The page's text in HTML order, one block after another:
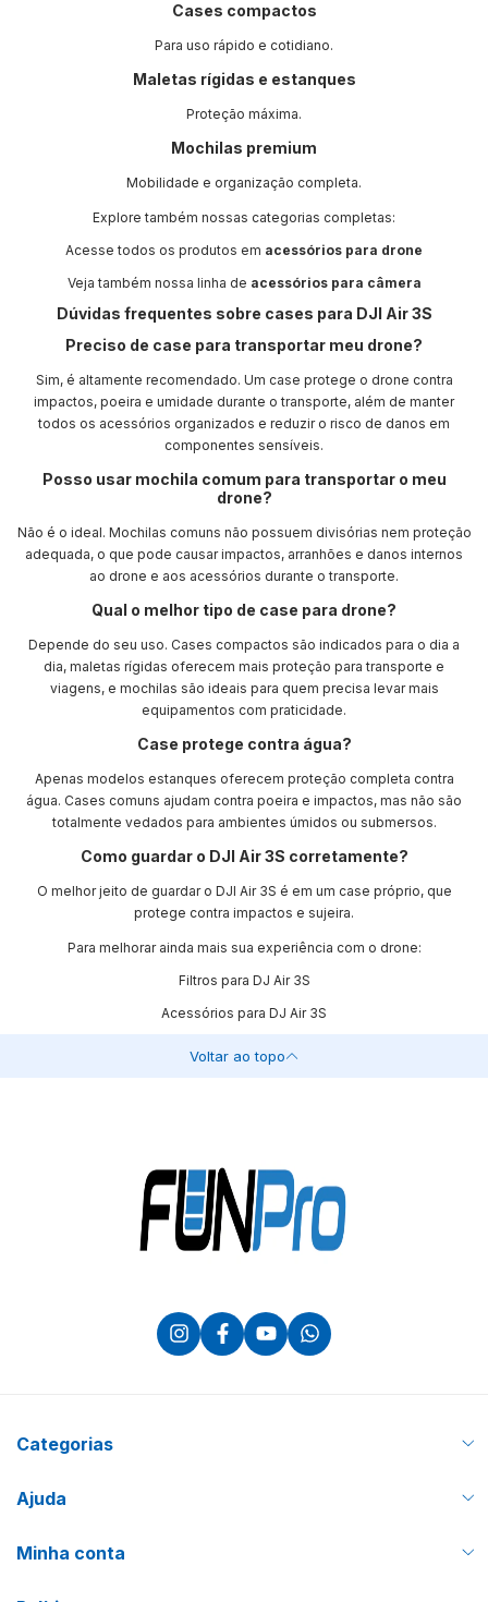
Cases compactos
Para uso rápido e cotidiano.
Maletas rígidas e estanques
Proteção máxima.
Mochilas premium
Mobilidade e organização completa.
Explore também nossas categorias completas:
Acesse todos os produtos em acessórios para drone
Veja também nossa linha de acessórios para câmera
Dúvidas frequentes sobre cases para DJI Air 3S
Preciso de case para transportar meu drone?
Sim, é altamente recomendado. Um case protege o drone contra
impactos, poeira e umidade durante o transporte, além de manter
todos os acessórios organizados e reduzir o risco de danos em
componentes sensíveis.
Posso usar mochila comum para transportar o meu
drone?
Não é o ideal. Mochilas comuns não possuem divisórias nem proteção
adequada, o que pode causar impactos, arranhões e danos internos
ao drone e aos acessórios durante o transporte.
Qual o melhor tipo de case para drone?
Depende do seu uso. Cases compactos são indicados para o dia a
dia, maletas rígidas oferecem mais proteção para transporte e
viagens, e mochilas são ideais para quem precisa levar mais
equipamentos com praticidade.
Case protege contra água?
Apenas modelos estanques oferecem proteção completa contra
água. Cases comuns ajudam contra poeira e impactos, mas não são
totalmente vedados para ambientes úmidos ou submersos.
Como guardar o DJI Air 3S corretamente?
O melhor jeito de guardar o DJI Air 3S é em um case próprio, que
protege contra impactos e sujeira.
Para melhorar ainda mais sua experiência com o drone:
Filtros para DJ Air 3S
Acessórios para DJ Air 3S
Voltar ao topo
Categorias
Ajuda
Minha conta